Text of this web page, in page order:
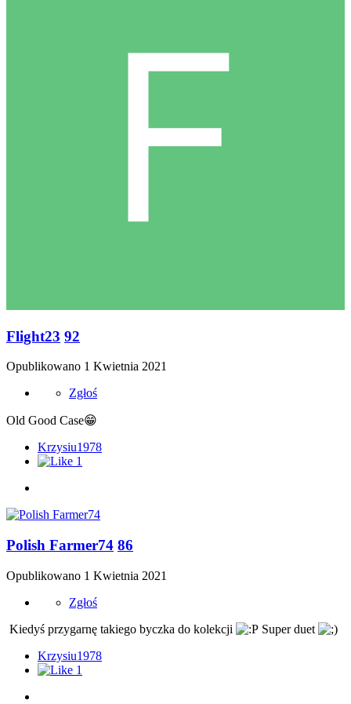
Flight23 92
Opublikowano 1 Kwietnia 2021
Zgłoś
Old Good Case😁
Krzysiu1978
1
Polish Farmer74 86
Opublikowano 1 Kwietnia 2021
Zgłoś
Kiedyś przygarnę takiego byczka do kolekcji
Super duet
Krzysiu1978
1